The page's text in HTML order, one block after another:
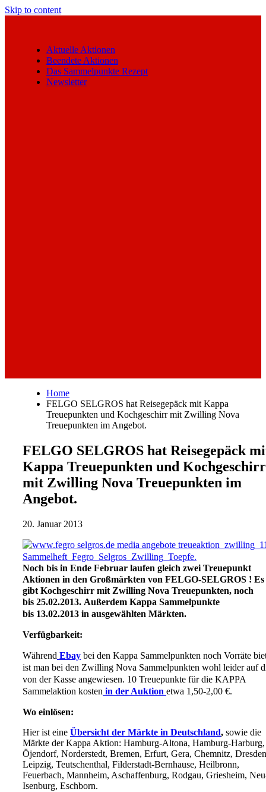
Skip to content
Aktuelle Aktionen
Beendete Aktionen
Das Sammelpunkte Rezept
Newsletter
Home
FELGO SELGROS hat Reisegepäck mit Kappa
Treuepunkten und Kochgeschirr mit Zwilling Nova
Treuepunkten im Angebot.
FELGO SELGROS hat Reisegepäck
Kappa Treuepunkten und Kochgeschirr
mit Zwilling Nova Treuepunkten im
Angebot.
20. Januar 2013
Noch bis in Ende Februar laufen gleich zwei Treuepunkt
Aktionen in den Großmärkten von FELGO-SELGROS ! Es
gibt Kochgeschirr mit Zwilling Nova Treuepunkten, noch
bis 25.02.2013. Außerdem Kappa Sammelpunkte
bis 13.02.2013 in ausgewählten Märkten.
Verfügbarkeit:
Während Ebay bei den Kappa Sammelpunkten noch Vorräte
ist man bei den Zwilling Nova Sammelpunkten wohl leider auf
von der Kasse angewiesen. 10 Treuepunkte für die KAPPA
Sammelaktion kosten in der Auktion etwa 1,50-2,00 €.
Wo einlösen:
Hier ist eine Übersicht der Märkte in Deutschland, sowie die
Märkte der Kappa Aktion: Hamburg-Altona, Hamburg-
Öjendorf, Norderstedt, Bremen, Erfurt, Gera, Chemnitz,
Leipzig, Teutschenthal, Filderstadt-Bernhause, Heilbronn,
Feuerbach, Mannheim, Aschaffenburg, Rodgau, Griesheim,
Isenburg, Eschborn.